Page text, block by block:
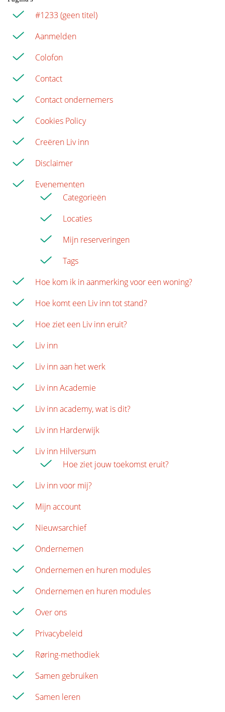
E-mailadres
Telefoonnummer*
Privacy en nieuwsbrief
Ik ga akkoord met het
*Verplichte velden
Telefoonnummer
Privacy en nieuwsbrief
Ik ga akkoord met het
#1233 (geen titel)
Aanmelden
Colofon
Contact
Contact ondernemers
Cookies Policy
Creëren Liv inn
Disclaimer
Evenementen
Categorieën
Locaties
Mijn reserveringen
Tags
Hoe kom ik in aanmerking voor een woning?
Hoe komt een Liv inn tot stand?
Hoe ziet een Liv inn eruit?
Liv inn
Liv inn aan het werk
Liv inn Academie
Liv inn academy, wat is dit?
Liv inn Harderwijk
Liv inn Hilversum
Hoe ziet jouw toekomst eruit?
Liv inn voor mij?
Mijn account
Nieuwsarchief
Ondernemen
Ondernemen en huren modules
Ondernemen en huren modules
Over ons
Privacybeleid
Røring-methodiek
Samen gebruiken
Samen leren